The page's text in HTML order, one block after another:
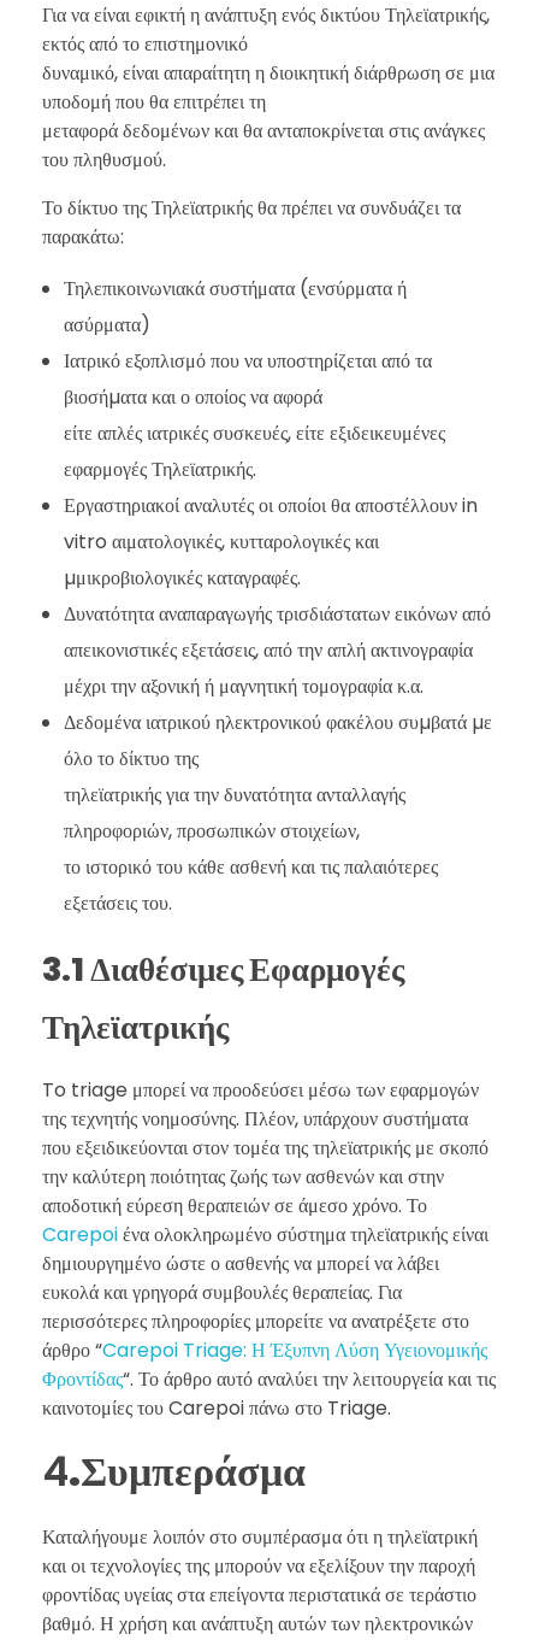
Για να είναι εφικτή η ανάπτυξη ενός δικτύου Τηλεϊατρικής,
εκτός από το επιστημονικό
δυναμικό, είναι απαραίτητη η διοικητική διάρθρωση σε μια
υποδομή που θα επιτρέπει τη
μεταφορά δεδομένων και θα ανταποκρίνεται στις ανάγκες
του πληθυσμού.
Το δίκτυο της Τηλεϊατρικής θα πρέπει να συνδυάζει τα
παρακάτω:
Τηλεπικοινωνιακά συστήματα (ενσύρματα ή
ασύρματα)
Ιατρικό εξοπλισμό που να υποστηρίζεται από τα
βιοσήµατα και ο οποίος να αφορά
είτε απλές ιατρικές συσκευές, είτε εξιδεικευμένες
εφαρμογές Τηλεϊατρικής.
Εργαστηριακοί αναλυτές οι οποίοι θα αποστέλλουν in
vitro αιματολογικές, κυτταρολογικές και
µμικροβιολογικές καταγραφές.
Δυνατότητα αναπαραγωγής τρισδιάστατων εικόνων από
απεικονιστικές εξετάσεις, από την απλή ακτινογραφία
μέχρι την αξονική ή μαγνητική τομογραφία κ.α.
Δεδομένα ιατρικού ηλεκτρονικού φακέλου συµβατά µε
όλο το δίκτυο της
τηλεϊατρικής για την δυνατότητα ανταλλαγής
πληροφοριών, προσωπικών στοιχείων,
το ιστορικό του κάθε ασθενή και τις παλαιότερες
εξετάσεις του.
3.1 Διαθέσιμες Εφαρμογές
Τηλεϊατρικής
To triage μπορεί να προοδεύσει μέσω των εφαρμογών
της τεχνητής νοημοσύνης. Πλέον, υπάρχουν συστήματα
που εξειδικεύονται στον τομέα της τηλεϊατρικής με σκοπό
την καλύτερη ποιότητας ζωής των ασθενών και στην
αποδοτική εύρεση θεραπειών σε άμεσο χρόνο. Το
Carepoiένα ολοκληρωμένο σύστημα τηλεϊατρικής είναι
δημιουργημένο ώστε ο ασθενής να μπορεί να λάβει
ευκολά και γρηγορά συμβουλές θεραπείας. Για
περισσότερες πληροφορίες μπορείτε να ανατρέξετε στο
άρθρο “Carepoi Triage: Η Έξυπνη Λύση Υγειονομικής
Φροντίδας“. Το άρθρο αυτό αναλύει την λειτουργεία και τις
καινοτομίες του Carepoi πάνω στο Triage.
4.Συμπεράσμα
Καταλήγουμε λοιπόν στο συμπέρασμα ότι η τηλεϊατρική
και οι τεχνολογίες της μπορούν να εξελίξουν την παροχή
φροντίδας υγείας στα επείγοντα περιστατικά σε τεράστιο
βαθμό. Η χρήση και ανάπτυξη αυτών των ηλεκτρονικών